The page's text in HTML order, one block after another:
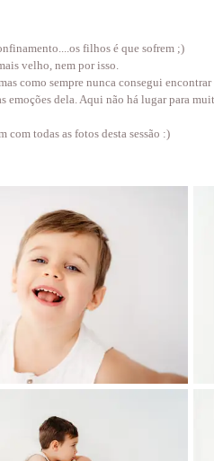
filhos é que sofrem ;)
velho, nem por isso.
como sempre nunca consegui
dela. Aqui não há lugar para
todas as fotos desta sessão :)